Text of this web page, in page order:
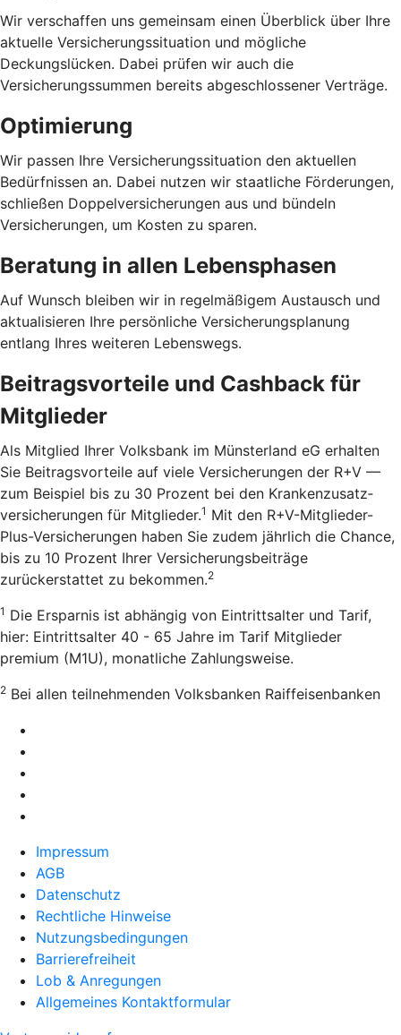
Wir verschaffen uns gemeinsam einen Überblick über Ihre
aktuelle Versicherungssituation und mögliche
Deckungslücken. Dabei prüfen wir auch die
Versicherungssummen bereits abgeschlossener Verträge.
Optimierung
Wir passen Ihre Versicherungssituation den aktuellen
Bedürfnissen an. Dabei nutzen wir staatliche Förderungen,
schließen Doppelversicherungen aus und bündeln
Versicherungen, um Kosten zu sparen.
Beratung in allen Lebensphasen
Auf Wunsch bleiben wir in regelmäßigem Austausch und
aktualisieren Ihre persönliche Versicherungsplanung
entlang Ihres weiteren Lebenswegs.
Beitragsvorteile und Cashback für
Mitglieder
Als Mitglied Ihrer Volksbank im Münsterland eG erhalten
Sie Beitragsvorteile auf viele Versicherungen der R+V —
zum Beispiel bis zu 30 Prozent bei den Kranken­zusatz­
versicherungen für Mitglieder.1 Mit den R+V-Mitglieder-
Plus-Versicherungen haben Sie zudem jährlich die Chance,
bis zu 10 Prozent Ihrer Versicherungsbeiträge
zurückerstattet zu bekommen.2
1 Die Ersparnis ist abhängig von Eintrittsalter und Tarif,
hier: Eintrittsalter 40 - 65 Jahre im Tarif Mitglieder
premium (M1U), monatliche Zahlungsweise.
2 Bei allen teilnehmenden Volksbanken Raiffeisenbanken
Impressum
AGB
Datenschutz
Rechtliche Hinweise
Nutzungsbedingungen
Barrierefreiheit
Lob & Anregungen
Allgemeines Kontaktformular